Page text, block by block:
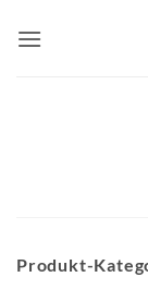
Inhalt
Produkt-